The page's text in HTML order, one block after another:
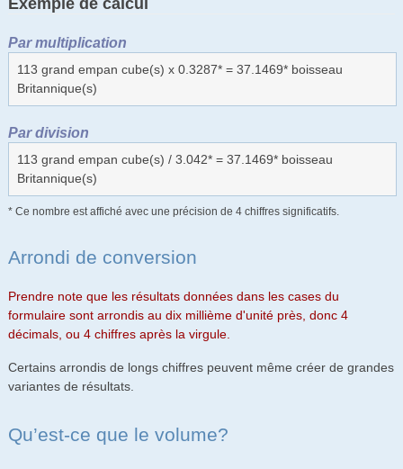
Par multiplication
113 grand empan cube(s) x 0.3287* = 37.1469* boisseau
Britannique(s)
Par division
113 grand empan cube(s) / 3.042* = 37.1469* boisseau
Britannique(s)
* Ce nombre est affiché avec une précision de 4 chiffres significatifs.
Arrondi de conversion
Prendre note que les résultats données dans les cases du
formulaire sont arrondis au dix millième d'unité près, donc 4
décimals, ou 4 chiffres après la virgule.
Certains arrondis de longs chiffres peuvent même créer de grandes
variantes de résultats.
Qu’est-ce que le volume?